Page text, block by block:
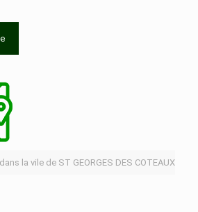
la vile de ST GEORGES DES COTEAUX